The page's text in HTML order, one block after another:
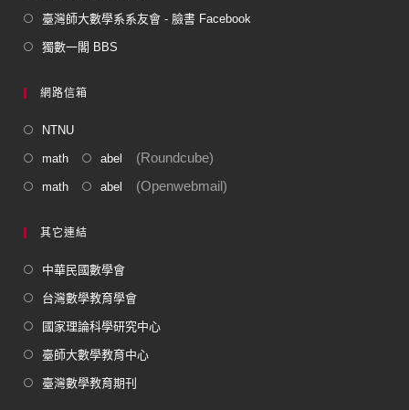
臺灣師大數學系系友會 - 臉書 Facebook
獨數一閣 BBS
網路信箱
NTNU
math abel (Roundcube)
math abel (Openwebmail)
其它連結
中華民國數學會
台灣數學教育學會
國家理論科學研究中心
臺師大數學教育中心
臺灣數學教育期刊